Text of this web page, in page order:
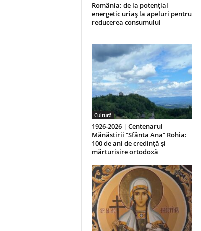
România: de la potențial
energetic uriaș la apeluri pentru
reducerea consumului
Cultură
1926-2026 | Centenarul
Mănăstirii ”Sfânta Ana” Rohia:
100 de ani de credință și
mărturisire ortodoxă